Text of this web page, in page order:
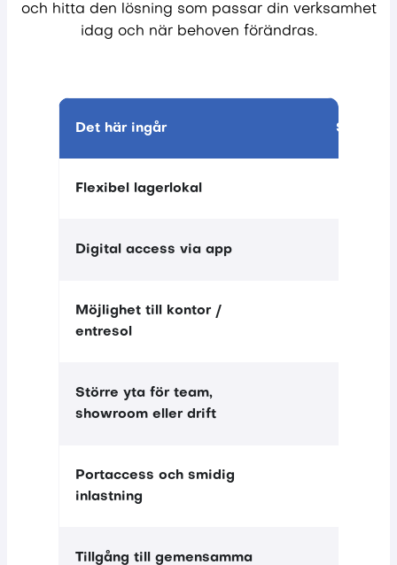
och hitta den lösning som passar din verksamhet
idag och när behoven förändras.
Det här ingår Small
Flexibel lagerlokal
Digital access via app
Möjlighet till kontor /
entresol
Större yta för team,
showroom eller drift
Portaccess och smidig
inlastning
Tillgång till gemensamma